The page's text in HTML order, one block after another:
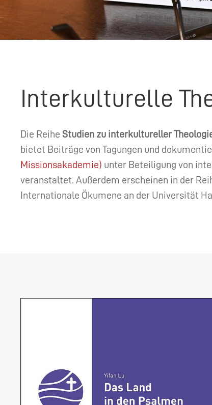
Interkulturelle
Die Reihe Studien zu interkultureller
bietet Beiträge von Tagungen und
Missionsakademie) unter Beteiligung von
veranstaltet. Außerdem erscheinen in der
Internationale Ökumene an der Universität